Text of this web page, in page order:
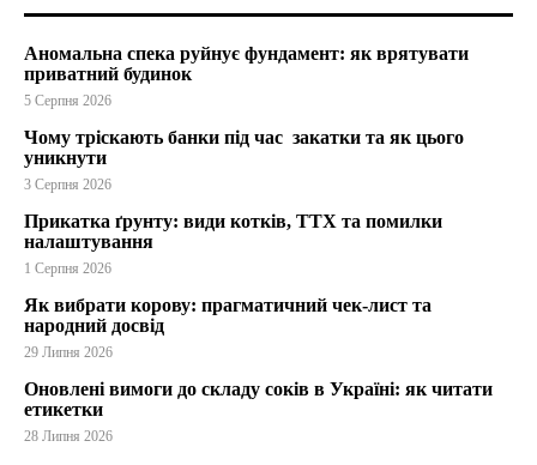
Аномальна спека руйнує фундамент: як врятувати
приватний будинок
5 Серпня 2026
Чому тріскають банки під час закатки та як цього
уникнути
3 Серпня 2026
Прикатка ґрунту: види котків, ТТХ та помилки
налаштування
1 Серпня 2026
Як вибрати корову: прагматичний чек-лист та
народний досвід
29 Липня 2026
Оновлені вимоги до складу соків в Україні: як читати
етикетки
28 Липня 2026